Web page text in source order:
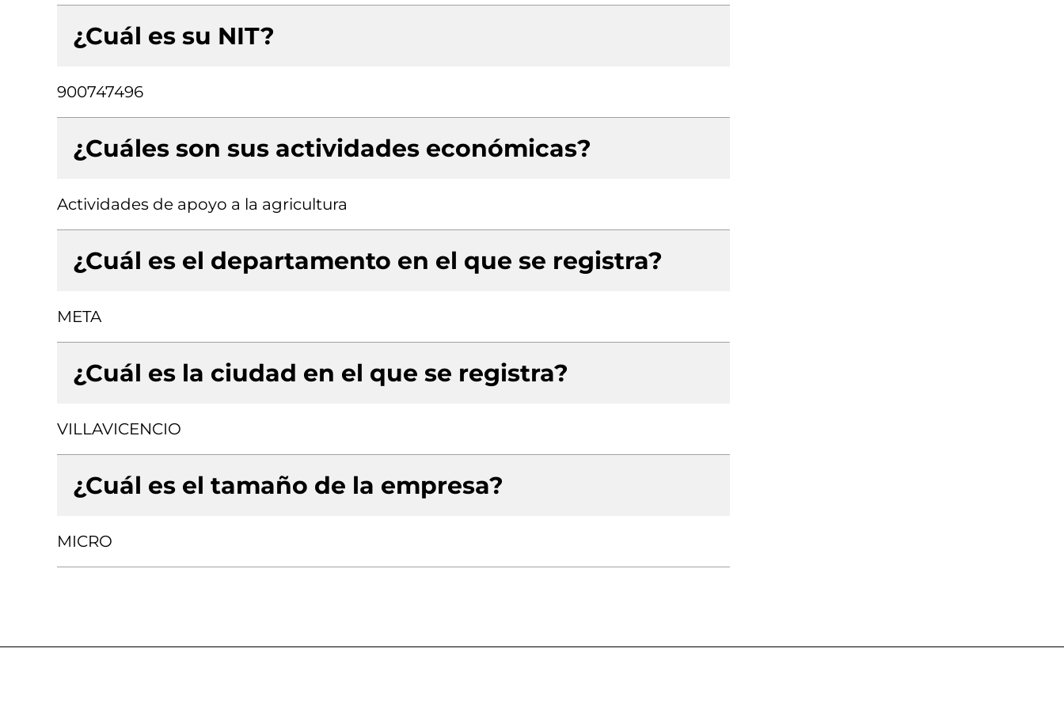
¿Cuál es su NIT?
900747496
¿Cuáles son sus actividades económicas?
Actividades de apoyo a la agricultura
¿Cuál es el departamento en el que se registra?
META
¿Cuál es la ciudad en el que se registra?
VILLAVICENCIO
¿Cuál es el tamaño de la empresa?
MICRO